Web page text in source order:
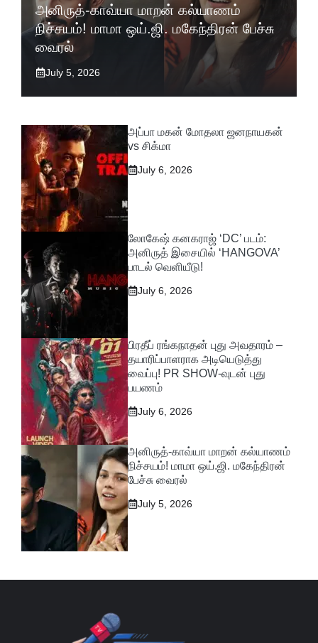
அனிருத்-காவ்யா மாறன் கல்யாணம்
நிச்சயம்! மாமா ஒய்.ஜி. மகேந்திரன் பேச்சு
வைரல்
July 5, 2026
அப்பா மகன் மோதலா ஜனநாயகன்
vs சிக்மா
July 6, 2026
லோகேஷ் கனகராஜ் ‘DC’ படம்:
அனிருத் இசையில் ‘HANGOVA’
பாடல் வெளியீடு!
July 6, 2026
பிரதீப் ரங்கநாதன் புது அவதாரம் –
தயாரிப்பாளராக அடியெடுத்து
வைப்பு! PR SHOW-வுடன் புது
பயணம்
July 6, 2026
அனிருத்-காவ்யா மாறன் கல்யாணம்
நிச்சயம்! மாமா ஒய்.ஜி. மகேந்திரன்
பேச்சு வைரல்
July 5, 2026